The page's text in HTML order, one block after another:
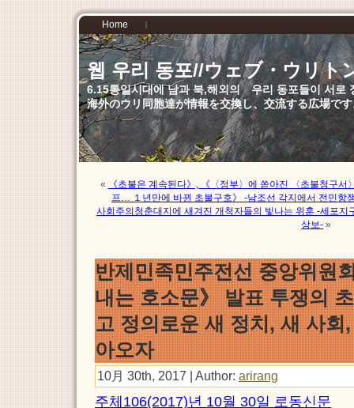
Home
웹 우리 동포//ウェブ・ウリト
6.15통일시대에 남과 북,해외의 우리 동포들이 서로
海外のウリ同胞達が情報を交換し、交流する広場で
«
《초불은 계속된다》, 《〈정부〉에 쏟아진 〈초불청구
프… １년만에 바뀐 초불구호》 -남조선 각지에서 전민항
사회주의청춘대지에 새겨진 개척자들의 빛나는 위훈 -세포
상보- »
반제민족민주전선 중앙위원
내는 호소문》 발표 투쟁의
고 정의로운 새 정치, 새 사회
아오자
10月 30th, 2017 | Author: arirang
주체106(2017)년 10월 30일 로동신문